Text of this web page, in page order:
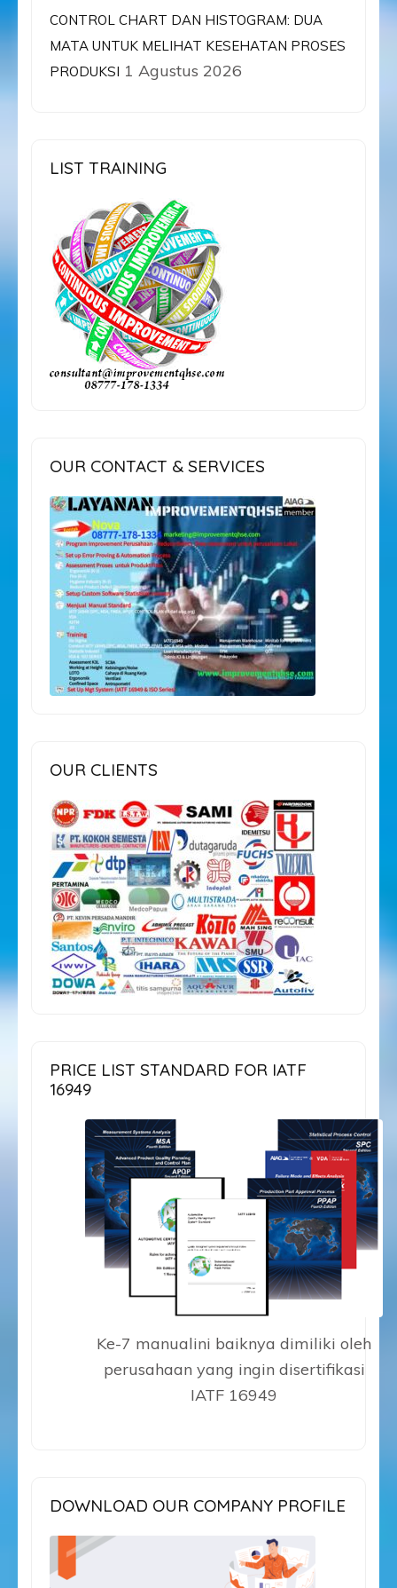
CONTROL CHART DAN HISTOGRAM: DUA
MATA UNTUK MELIHAT KESEHATAN PROSES
PRODUKSI 1 Agustus 2026
LIST TRAINING
OUR CONTACT & SERVICES
OUR CLIENTS
PRICE LIST STANDARD FOR IATF
16949
Ke-7 manualini baiknya dimiliki oleh
perusahaan yang ingin disertifikasi
IATF 16949
DOWNLOAD OUR COMPANY PROFILE